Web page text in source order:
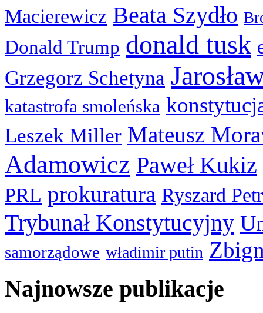
Macierewicz Beata Szydło
Donald Trump donald tusk
Grzegorz Schetyna
katastrofa smoleńska
Leszek Miller Mateusz
Adamowicz Paweł Kukiz
PRL prokuratura Ryszard
Trybunał Konstytucyjny
samorządowe władimir putin
Najnowsze publikacje